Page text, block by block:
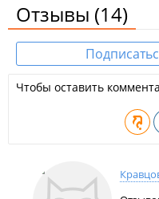
Отзывы (14)
Чтобы оставить